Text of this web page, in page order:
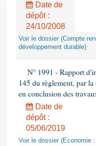
Date de
dépôt :
24/10/2008
Voir le dossier (Compte
développement durable)
N° 1991 - Rapport
145 du règlement, par
en conclusion des
Date de
dépôt :
05/06/2019
Voir le dossier (Economie